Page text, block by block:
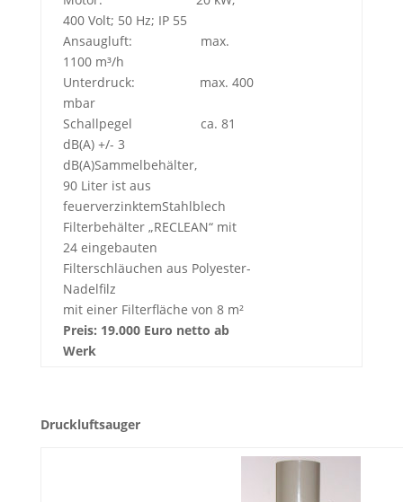
400 Volt; 50 Hz; IP 55
Ansaugluft: max.
1100 m³/h
Unterdruck: max. 400
mbar
Schallpegel ca. 81
dB(A) +/- 3
dB(A)Sammelbehälter,
90 Liter ist aus
feuerverzinktemStahlblech
Filterbehälter „RECLEAN“ mit
24 eingebauten
Filterschläuchen aus Polyester-
Nadelfilz
mit einer Filterfläche von 8 m²
Preis: 19.000 Euro netto ab
Werk
Druckluftsauger